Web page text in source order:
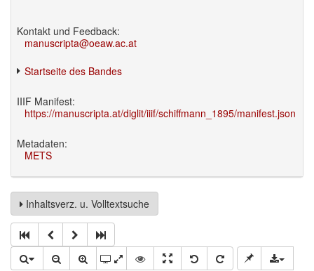
Kontakt und Feedback:
manuscripta@oeaw.ac.at
Startseite des Bandes
IIIF Manifest:
https://manuscripta.at/diglit/iiif/schiffmann_1895/manifest.json
Metadaten:
METS
Inhaltsverz. u. Volltextsuche